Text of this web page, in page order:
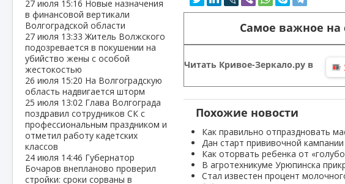
27 июля 15:16 Новые назначения
в финансовой вертикали
Волгоградской области
27 июля 13:33Житель Волжского
подозревается в покушении на
убийство жены с особой
жестокостью
26 июля 15:20 На Волгоградскую
область надвигается шторм
25 июля 13:02 Глава Волгограда
поздравил сотрудников СК с
профессиональным праздником и
отметил работу кадетских
классов
24 июля 14:46 Губернатор
Бочаров внепланово проверил
стройки: сроки сорваны в
Самое важное на
Читать Кривое-Зеркало.ру в
Похожие новости
Как правильно отпраздновать
Дан старт прививочной
Как оторвать ребенка от
В агротехникуме Урюпинска
Стал известен процент